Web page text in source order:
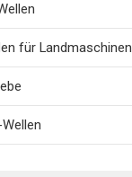
für Landmaschinen